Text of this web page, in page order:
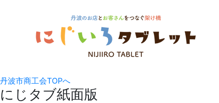
丹波市商工会TOPへ
にじタブ紙面版